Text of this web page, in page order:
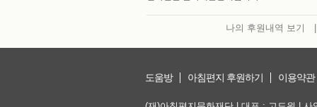
나의 후원내역 보기
도움방 아침편지 후원하기 이용약관